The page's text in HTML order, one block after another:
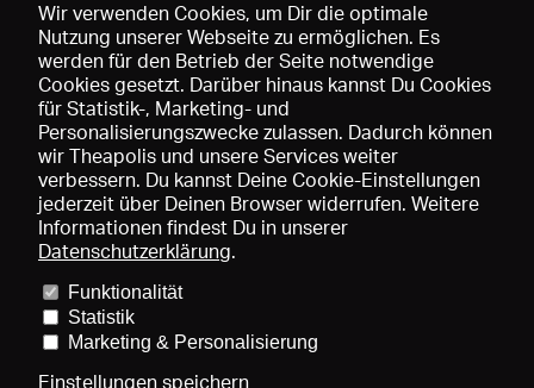
Speichern
Preise und Mitgliedschaften
Mediadaten
Über uns Impressum
Wir verwenden Cookies, um Dir die optimale
Nutzung unserer Webseite zu ermöglichen. Es
werden für den Betrieb der Seite notwendige
Cookies gesetzt. Darüber hinaus kannst Du Cookies
für Statistik-, Marketing- und
Personalisierungszwecke zulassen. Dadurch können
wir Theapolis und unsere Services weiter
verbessern. Du kannst Deine Cookie-Einstellungen
jederzeit über Deinen Browser widerrufen. Weitere
Informationen findest Du in unserer
Datenschutzerklärung.
Funktionalität
Statistik
Marketing & Personalisierung
Einstellungen speichern